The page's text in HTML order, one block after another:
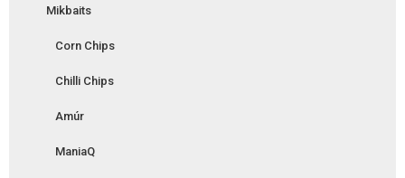
Mikbaits
Corn Chips
Chilli Chips
Amúr
ManiaQ